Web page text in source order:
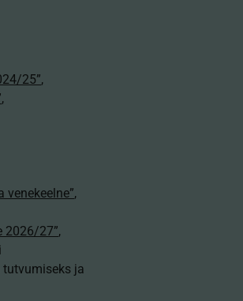
25”,
,
venekeelne”,
2026/27”,
ja